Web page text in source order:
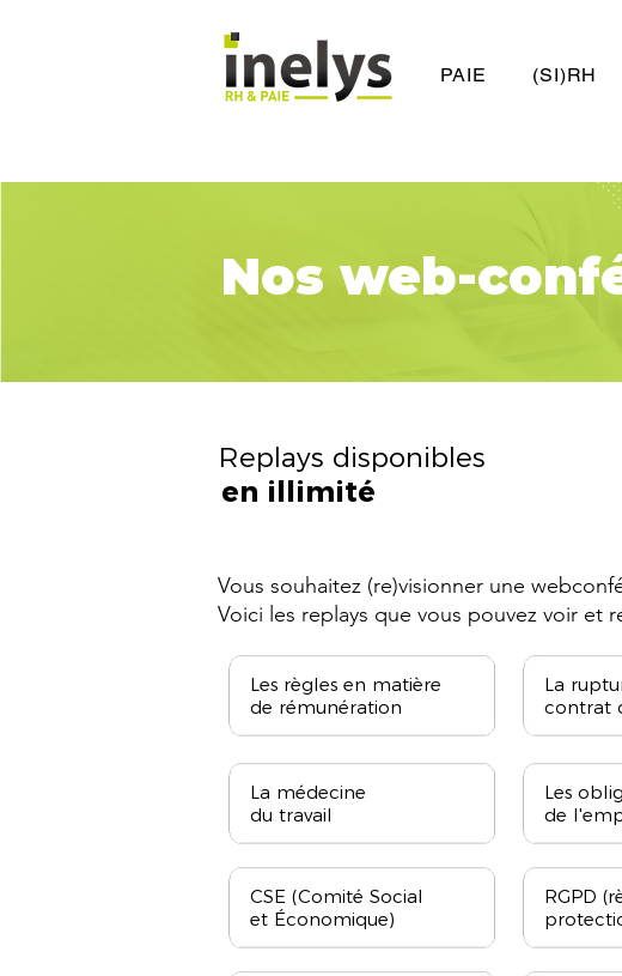
PAIE (SI)RH
Nos web-
Replays disponibles
en illimité
Vous souhaitez (re)visionner une
Voici les replays que vous pouvez voir et
Les règles en matière
de rémunération
La
contrat
La médecine
du travail
CSE (Comité Social
et Économique)
Les
de
RGPD